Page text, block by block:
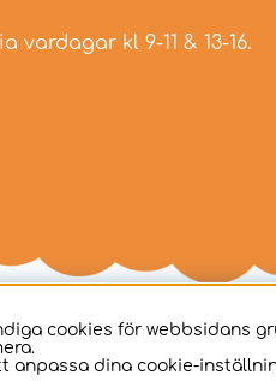
vardagar kl 9-11 & 13-16.
cookies för webbsidans
dina cookie-